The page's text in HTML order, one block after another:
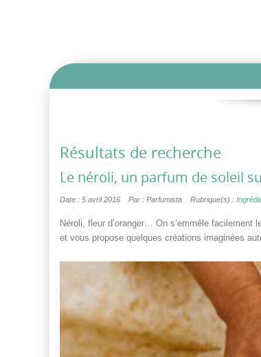
Résultats de recherche
Le néroli, un parfum de soleil
Date : 5 avril 2016 Par : Parfumista Rubrique(s) :
Néroli, fleur d’oranger… On s’emmêle
et vous propose quelques créations imaginées